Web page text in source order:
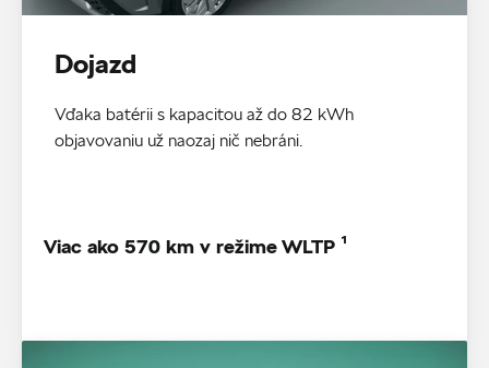
Dojazd
Vďaka batérii s kapacitou až do 82 kWh
objavovaniu už naozaj nič nebráni.
Viac ako 570 km v režime WLTP ¹